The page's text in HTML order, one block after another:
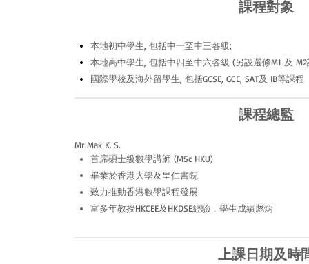
課程對象
本地初中學生, 包括中一至中三各級;
本地高中學生, 包括中四至中六各級 (另設選修M1 及
國際學校及海外留學生, 包括GCSE, GCE, SAT及 IB等課程
課程總監
Mr Mak K. S.
首席碩士級數學講師 (MSc HKU)
畢業於香港大學及皇仁書院
致力推動香港數學課程發展
富多年教授HKCEE及HKDSE經驗，學生成績彪炳
上課日期及時